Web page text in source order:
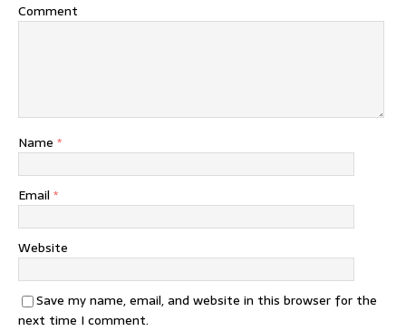
Comment
Name *
Email *
Website
Save my name, email, and website in this browser for the
next time I comment.